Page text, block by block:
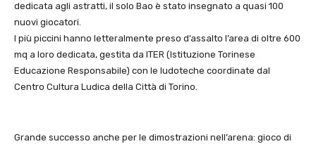
dedicata agli astratti, il solo Bao è stato insegnato a quasi 100
nuovi giocatori.
I più piccini hanno letteralmente preso d’assalto l’area di oltre 600
mq a loro dedicata, gestita da ITER (Istituzione Torinese
Educazione Responsabile) con le ludoteche coordinate dal
Centro Cultura Ludica della Città di Torino.
Grande successo anche per le dimostrazioni nell’arena: gioco di